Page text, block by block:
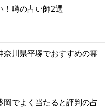
！噂の占い師2選
奈川県平塚でおすすめの霊
岡でよく当たると評判の占